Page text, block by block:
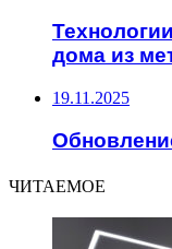
дома из
19.11.2025
ЧИТАЕМОЕ